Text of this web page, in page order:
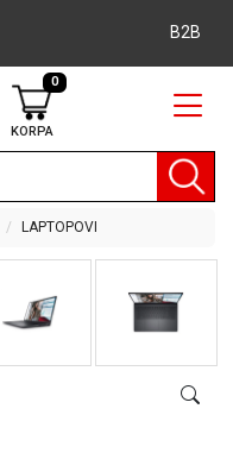
B2B
KORPA
0
LAPTOPOVI